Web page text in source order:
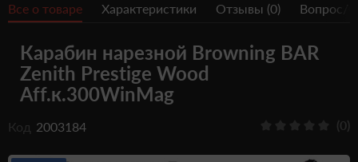
Травматическое оружие
Пистолеты
Оптика
Все о товаре Характеристики Отзывы (0) Вопрос/
Карабин нарезной Browning BAR
Zenith Prestige Wood
Aff.к.300WinMag
Код 2003184 (0)